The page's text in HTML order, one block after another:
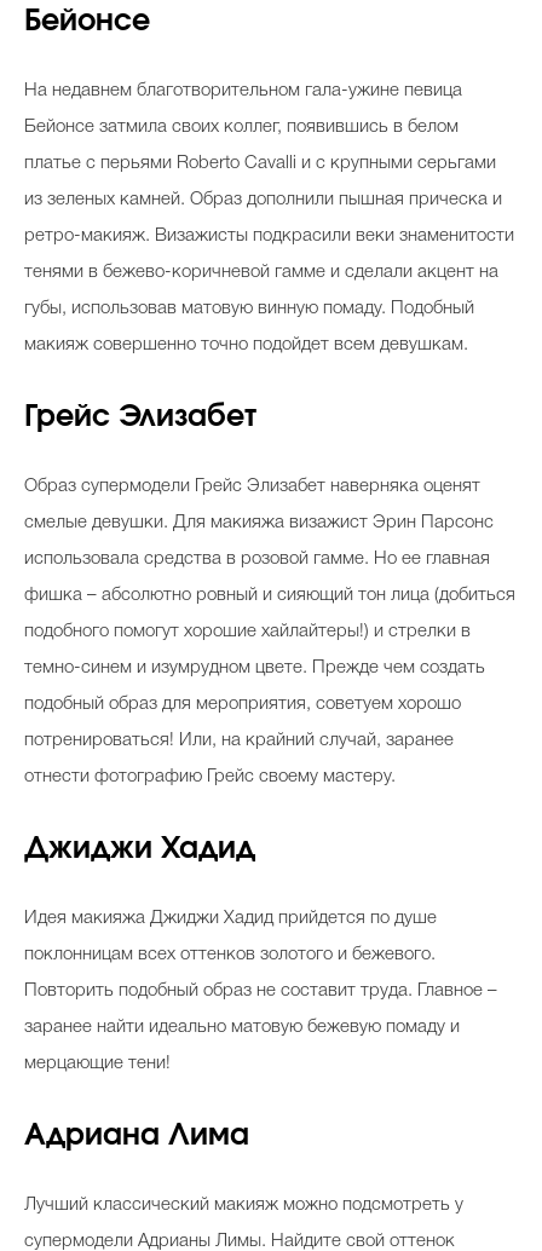
Хит недели от визажиста
Интервью со звездой
Викторины
Бейонсе
На недавнем благотворительном гала-ужине певица
Бейонсе затмила своих коллег, появившись в белом
платье с перьями Roberto Cavalli и c крупными серьгами
из зеленых камней. Образ дополнили пышная прическа и
ретро-макияж. Визажисты подкрасили веки знаменитости
тенями в бежево-коричневой гамме и сделали акцент на
губы, использовав матовую винную помаду. Подобный
макияж совершенно точно подойдет всем девушкам.
Грейс Элизабет
Образ супермодели Грейс Элизабет наверняка оценят
смелые девушки. Для макияжа визажист Эрин Парсонс
использовала средства в розовой гамме. Но ее главная
фишка – абсолютно ровный и сияющий тон лица (добиться
подобного помогут хорошие хайлайтеры!) и стрелки в
темно-синем и изумрудном цвете. Прежде чем создать
подобный образ для мероприятия, советуем хорошо
потренироваться! Или, на крайний случай, заранее
отнести фотографию Грейс своему мастеру.
Джиджи Хадид
Идея макияжа Джиджи Хадид прийдется по душе
поклонницам всех оттенков золотого и бежевого.
Повторить подобный образ не составит труда. Главное –
заранее найти идеально матовую бежевую помаду и
мерцающие тени!
Адриана Лима
Лучший классический макияж можно подсмотреть у
супермодели Адрианы Лимы. Найдите свой оттенок